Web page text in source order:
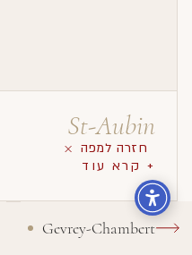
חזרה למפה
St-Aubin
+ קרא עוד
Gevrey-Chambertin